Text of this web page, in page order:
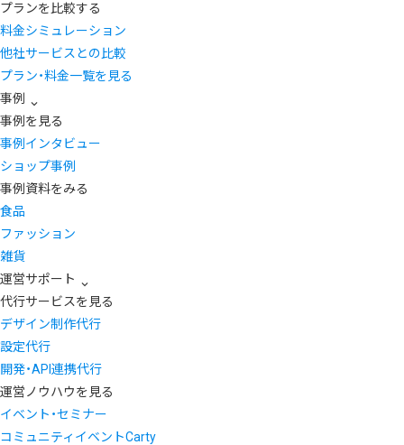
プランを比較する
料金シミュレーション
他社サービスとの比較
プラン・料金一覧を見る
事例
事例を見る
事例インタビュー
ショップ事例
事例資料をみる
食品
ファッション
雑貨
運営サポート
代行サービスを見る
デザイン制作代行
設定代行
開発・API連携代行
運営ノウハウを見る
イベント・セミナー
コミュニティイベントCarty